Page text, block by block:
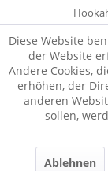
Diese Website
der Website
Andere Cookies,
erhöhen, der
anderen
sollen,
Ablehnen